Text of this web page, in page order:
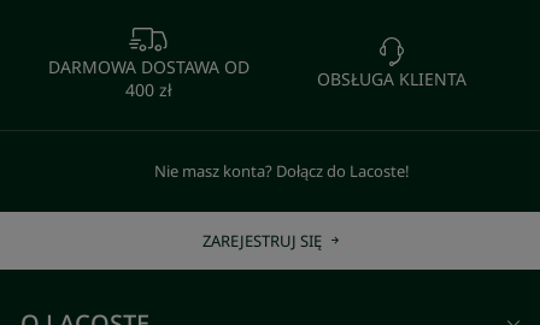
DARMOWA DOSTAWA OD
400 zł
OBSŁUGA KLIENTA
Nie masz konta? Dołącz do Lacoste!
ZAREJESTRUJ SIĘ